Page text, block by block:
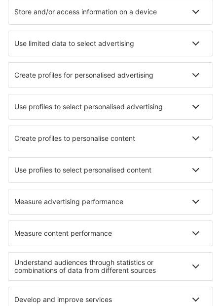
Hoteluri în Rio de Janeiro Hoteluri în Florianopolis
Hoteluri în Belem Hoteluri în Belo Horizonte
Hoteluri în Brotas Hoteluri în Maricá
Cele mai bune hoteluri - orașe
Hoteluri în Cayón Hoteluri în Chamboeuf
Hoteluri în Ebrach Hoteluri în Leonforte
Hoteluri în Cléron Hoteluri în Imer
Cele mai bune hoteluri - regiuni
Hoteluri în Ipanema Hoteluri în Iguazú
Hoteluri în Praia do Forte Hoteluri în Florianopolis
Hoteluri în Copacabana